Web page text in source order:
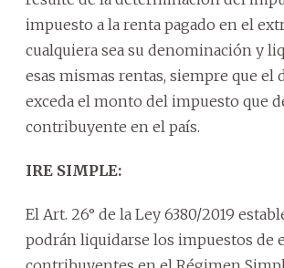
impuesto a la renta pagado en el
cualquiera sea su denominación y
esas mismas rentas, siempre que el
exceda el monto del impuesto que
contribuyente en el país.
IRE SIMPLE:
El Art. 26° de la Ley 6380/2019
podrán liquidarse los impuestos de